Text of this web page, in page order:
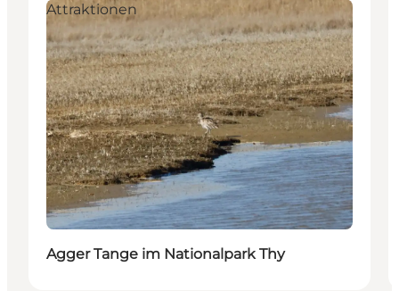
Attraktionen
Agger Tange im Nationalpark Thy